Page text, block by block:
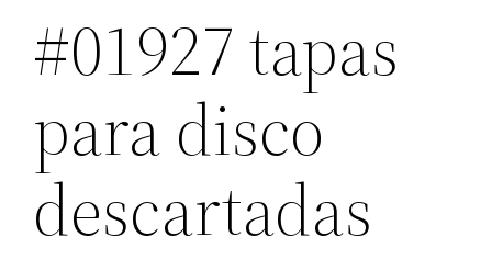
#01927 tapas
para disco
descartadas